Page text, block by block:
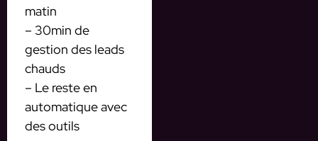
matin
– 30min de
gestion des leads
chauds
– Le reste en
automatique avec
des outils